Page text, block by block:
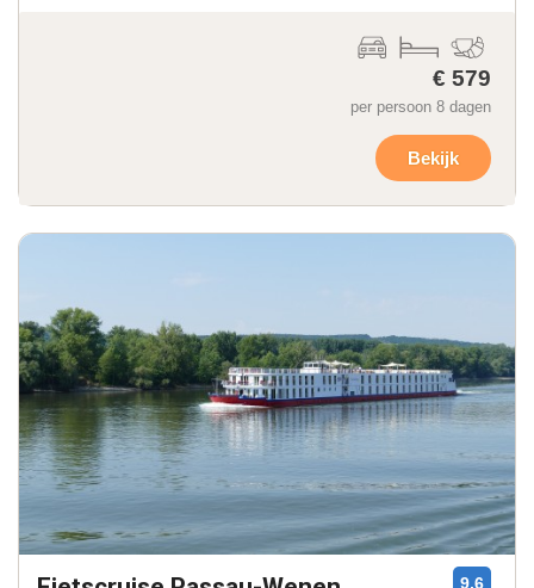
€ 579
per persoon 8 dagen
Bekijk
9,6